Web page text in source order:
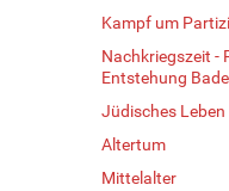
Kampf um
Nachkriegszeit -
Entstehung
Jüdisches
Altertum
Mittelalter